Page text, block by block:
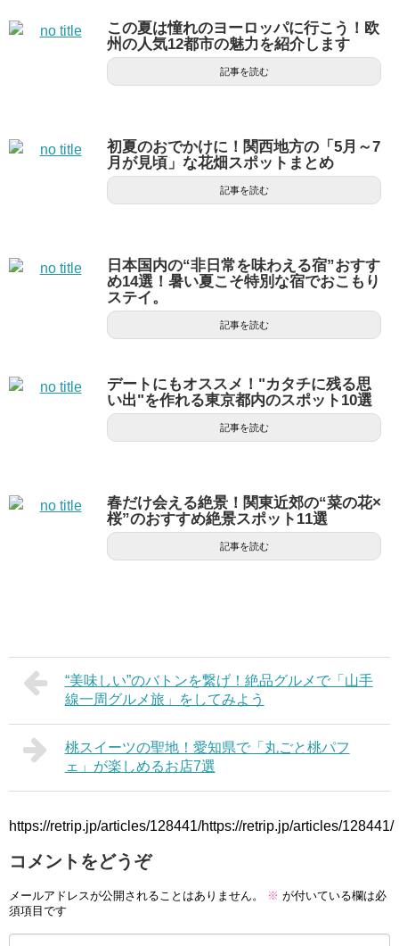
この夏は憧れのヨーロッパに行こう！欧
州の人気12都市の魅力を紹介します
記事を読む
初夏のおでかけに！関西地方の「5月～7
月が見頃」な花畑スポットまとめ
記事を読む
日本国内の“非日常を味わえる宿”おすす
め14選！暑い夏こそ特別な宿でおこもり
ステイ。
記事を読む
デートにもオススメ！"カタチに残る思
い出"を作れる東京都内のスポット10選
記事を読む
春だけ会える絶景！関東近郊の“菜の花×
桜”のおすすめ絶景スポット11選
記事を読む
“美味しい”のバトンを繋げ！絶品グルメで「山手
線一周グルメ旅」をしてみよう
桃スイーツの聖地！愛知県で「丸ごと桃パフ
ェ」が楽しめるお店7選
https://retrip.jp/articles/128441/https://retrip.jp/articles/128441/
コメントをどうぞ
メールアドレスが公開されることはありません。 ※ が付いている欄は必
須項目です